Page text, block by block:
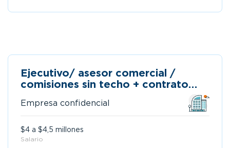
Ejecutivo/ asesor comercial /
comisiones sin techo + contrato
Empresa confidencial
$4 a $4,5 millones
Salario